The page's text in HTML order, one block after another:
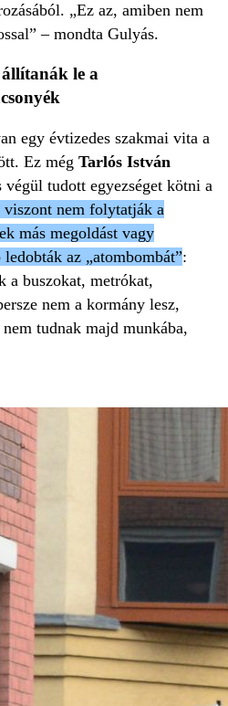
„Ez az, amiben nem
– mondta Gulyás.
le a
egy évtizedes szakmai vita a
Ez még Tarlós István
tudott egyezséget kötni a
viszont nem folytatják a
más megoldást vagy
az „atombombát”:
a buszokat, metrókat,
nem a kormány lesz,
tudnak majd munkába,